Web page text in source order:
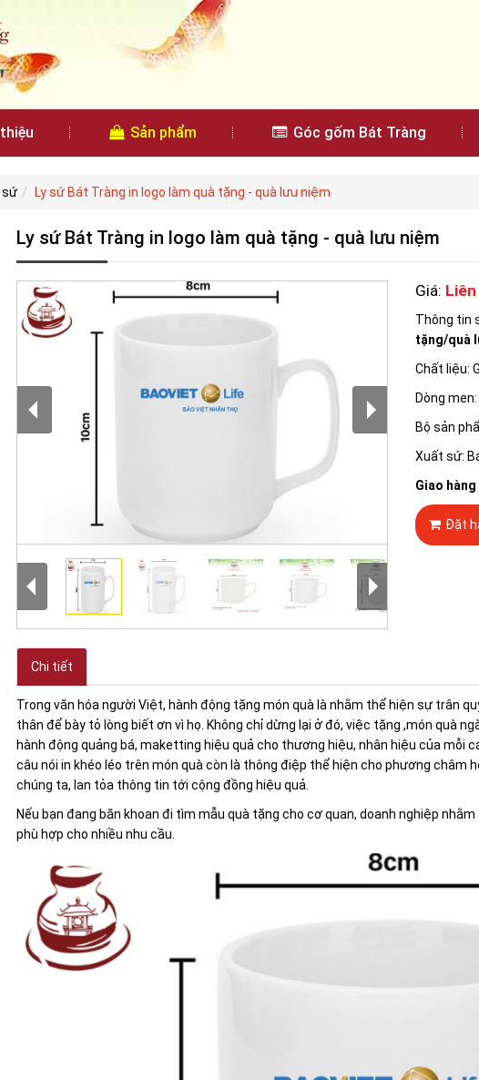
Sản phẩm Góc gốm Bát Tràng
sứ Ly sứ Bát Tràng in logo làm quà tặng - quà lưu niệm
Ly sứ Bát Tràng in logo làm quà tặng - quà lưu niệm
Giá:
Thông tin
tặng/quà
Chất liệu:
Dòng
Bộ sản
Xuất sứ:
Giao
Đặt
Chi tiết
Trong văn hóa người Việt, hành động tặng món quà là nhằm thể hiện sự trân
thân để bày tỏ lòng biết ơn vì họ. Không chỉ dừng lại ở đó, việc tặng ,món quà
hành động quảng bá, maketting hiệu quả cho thương hiệu, nhân hiệu của mỗi
câu nói in khéo léo trên món quà còn là thông điệp thể hiện cho phương châm
chúng ta, lan tỏa thông tin tới cộng đồng hiệu quả.
Nếu bạn đang băn khoan đi tìm mẫu quà tặng cho cơ quan, doanh nghiệp
phù hợp cho nhiều nhu cầu.